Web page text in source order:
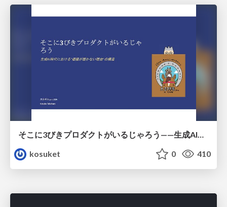
kosuket
0 410